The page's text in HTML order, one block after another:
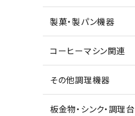
製菓・製パン機器
コーヒーマシン関連
その他調理機器
板金物・シンク・調理台